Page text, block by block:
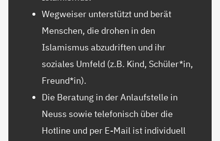
Wegweiser unterstützt und berät
Menschen, die drohen in den
Islamismus abzudriften und ihr
soziales Umfeld (z.B. Kind, Schüler*in,
Freund*in).
Die Beratung in der Anlaufstelle in
Neuss sowie telefonisch über die
Hotline und per E-Mail ist individuell